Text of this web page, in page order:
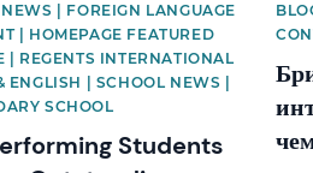
| FOREIGN LANGUAGE
| HOMEPAGE FEATURED
| REGENTS INTERNATIONAL
ENGLISH | SCHOOL NEWS |
SCHOOL
Students